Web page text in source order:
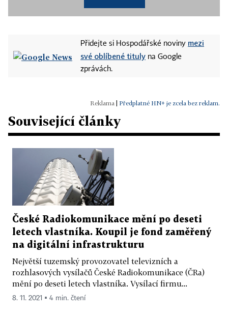
Přidejte si Hospodářské noviny mezi
své oblíbené tituly na Google
zprávách.
Předplatné HN+ je zcela bez reklam.
Související články
České Radiokomunikace mění po deseti
letech vlastníka. Koupil je fond zaměřený
na digitální infrastrukturu
Největší tuzemský provozovatel televizních a
rozhlasových vysílačů České Radiokomunikace (ČRa)
mění po deseti letech vlastníka. Vysílací firmu...
8. 11. 2021 ▪ 4 min. čtení